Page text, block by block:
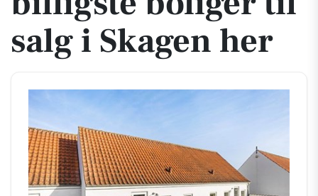
salg i Skagen her